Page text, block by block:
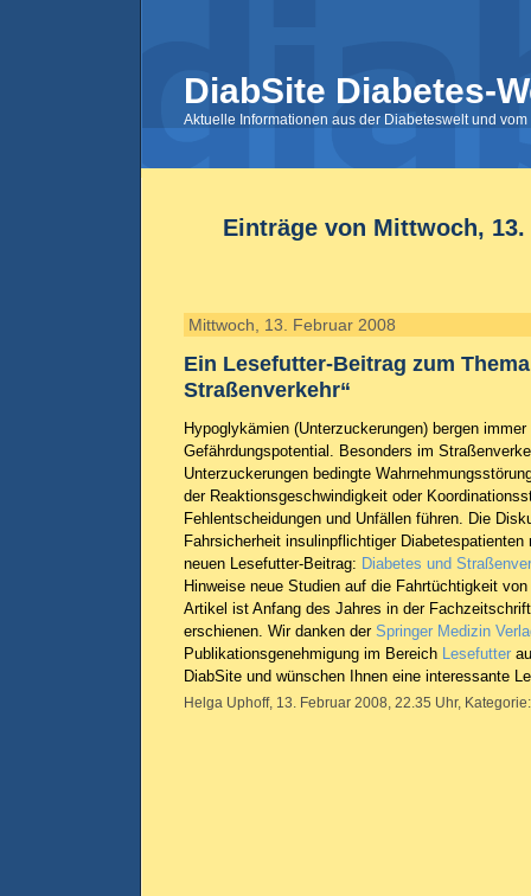
DiabSite Diabetes-
Aktuelle Informationen aus der Diabeteswelt und
Einträge von Mittwoch, 13.
Mittwoch, 13. Februar 2008
Ein Lesefutter-Beitrag zum
Straßenverkehr“
Hypoglykämien (Unterzuckerungen) bergen
Gefährdungspotential. Besonders im
Unterzuckerungen bedingte
der Reaktionsgeschwindigkeit oder
Fehlentscheidungen und Unfällen führen. Die
Fahrsicherheit insulinpflichtiger
neuen Lesefutter-Beitrag: Diabetes und
Hinweise neue Studien auf die Fahrtüchtigkeit
Artikel ist Anfang des Jahres in der Fachzeitschrift
erschienen. Wir danken der Springer Medizin
Publikationsgenehmigung im Bereich Lesefutter
DiabSite und wünschen Ihnen eine interessante
Helga Uphoff, 13. Februar 2008, 22.35 Uhr,